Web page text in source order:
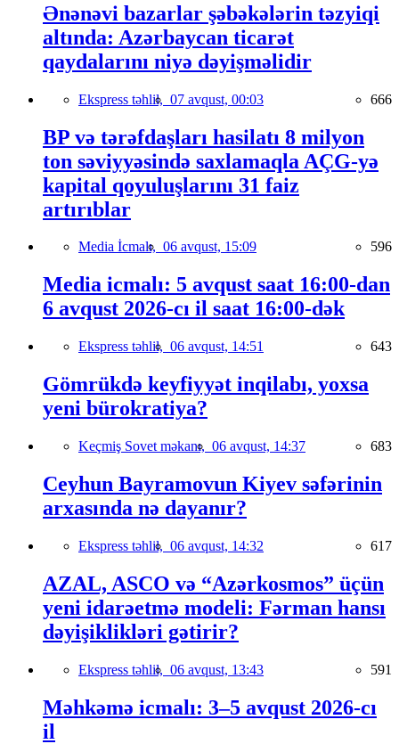
Ənənəvi bazarlar şəbəkələrin təzyiqi
altında: Azərbaycan ticarət
qaydalarını niyə dəyişməlidir
Ekspress təhlil, 07 avqust, 00:03 666
BP və tərəfdaşları hasilatı 8 milyon
ton səviyyəsində saxlamaqla AÇG-yə
kapital qoyuluşlarını 31 faiz
artırıblar
Media İcmalı, 06 avqust, 15:09 596
Media icmalı: 5 avqust saat 16:00-dan
6 avqust 2026-cı il saat 16:00-dək
Ekspress təhlil, 06 avqust, 14:51 643
Gömrükdə keyfiyyət inqilabı, yoxsa
yeni bürokratiya?
Keçmiş Sovet məkanı, 06 avqust, 14:37 683
Ceyhun Bayramovun Kiyev səfərinin
arxasında nə dayanır?
Ekspress təhlil, 06 avqust, 14:32 617
AZAL, ASCO və “Azərkosmos” üçün
yeni idarəetmə modeli: Fərman hansı
dəyişiklikləri gətirir?
Ekspress təhlil, 06 avqust, 13:43 591
Məhkəmə icmalı: 3–5 avqust 2026-cı
il